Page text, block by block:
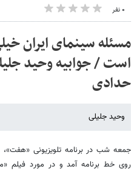
۰ نفر
مسئله سینمای ایران
است / جوابیه وحید
حدادی
وحید جلیلی
جمعه شب در برنامه تلویزیونی «هفت»،
روی خط برنامه آمد و در مورد فیلم